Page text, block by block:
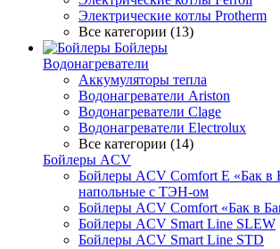
Электрические котлы Protherm
Все категории (13)
Бойлеры
Водонагреватели
Аккумуляторы тепла
Водонагреватели Ariston
Водонагреватели Clage
Водонагреватели Electrolux
Все категории (14)
Бойлеры ACV
Бойлеры ACV Comfort E «Бак в
напольные c ТЭН-ом
Бойлеры ACV Comfort «Бак в
Бойлеры ACV Smart Line SLEW
Бойлеры ACV Smart Line STD